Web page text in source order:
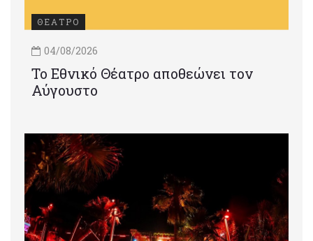
ΘΕΑΤΡΟ
04/08/2026
Το Εθνικό Θέατρο αποθεώνει τον
Αύγουστο